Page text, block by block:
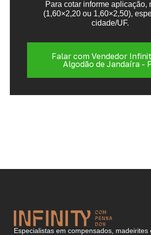
Para cotar informe aplicação,
(1,60×2,20 ou 1,60×2,50),
cidade/UF.
Falar com Vendedor
Algodão de Jandaíra -
Especialistas em compensados, madeirites